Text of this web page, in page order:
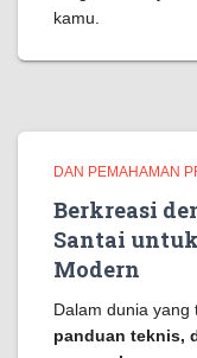
kamu.
DAN PEMAHAMAN
Berkreasi
Santai
Modern
Dalam dunia yang
panduan teknis,